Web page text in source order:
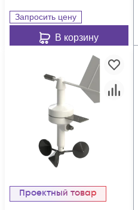
Запросить цену
В корзину
Проектный товар